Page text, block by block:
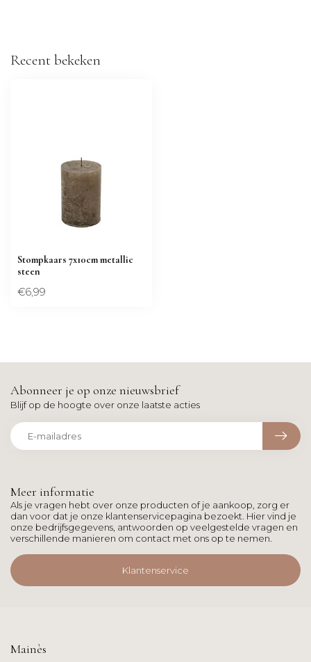
Recent bekeken
Stompkaars 7x10cm metallic
steen
€6,99
Meer informatie
Als je vragen hebt over onze producten of je aankoop, zorg er
dan voor dat je onze klantenservicepagina bezoekt. Hier vind je
onze bedrijfsgegevens, antwoorden op veelgestelde vragen en
verschillende manieren om contact met ons op te nemen.
Klantenservice
Abonneer je op onze nieuwsbrief
Blijf op de hoogte over onze laatste acties
Mainès